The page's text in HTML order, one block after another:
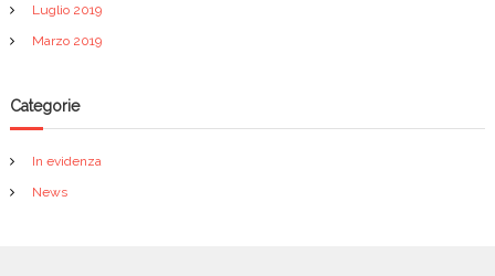
Luglio 2019
Marzo 2019
Categorie
In evidenza
News